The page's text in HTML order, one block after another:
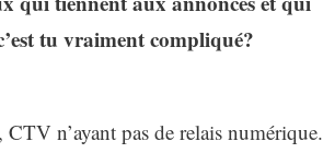
tu vraiment compliqué?
n’ayant pas de relais numérique.